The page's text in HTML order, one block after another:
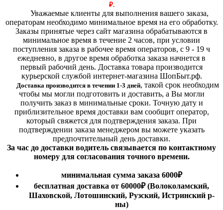
₽.
Уважаемые клиенты для выполнения вашего заказа,
операторам необходимо минимальное время на его обработку.
Заказы принятые через сайт магазина обрабатываются в
минимальное время в течение 2 часов, при условии
поступления заказа в рабочее время операторов, с 9 - 19 ч
ежедневно, в другое время обработка заказа начнется в
первый рабочий день. Доставка товара производится
курьерской службой интернет-магазина ШопБыт.рф.
Доставка производится в течении 1-3 дней, такой срок необходим
чтобы мы могли подготовить и доставить, а Вы могли
получить заказ в минимальные сроки. Точную дату и
приблизительное время доставки вам сообщит оператор,
который свяжется для подтверждения заказа. При
подтверждении заказа менеджером вы можете указать
предпочтительный день доставки.
За час до доставки водитель связывается по контактному
номеру для согласования точного времени.
минимальная сумма заказа 6000₽
бесплатная доставка от 60000₽ (Волоколамский,
Шаховской, Лотошинский, Рузский, Истринский р-
ны)